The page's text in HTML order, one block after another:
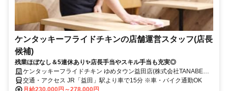
ケンタッキーフライドチキンの店舗運営スタッフ(店長
候補)
残業ほぼなし＆5連休あり✨店長手当やスキル手当も充実◎
ケンタッキーフライドチキン ゆめタウン益田店(株式会社TANABEグ
ローバルキッチン)
交通・アクセス JR「益田」駅より車で15分 ※車・バイク通勤OK